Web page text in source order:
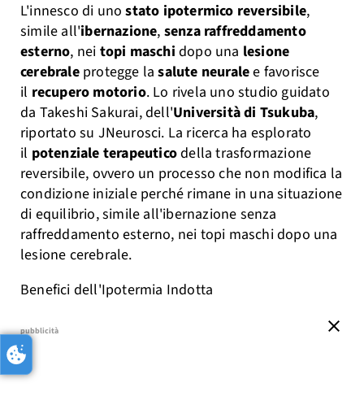
L'innesco di unostato ipotermico reversibile,
simile all'ibernazione, senza raffreddamento
esterno, nei topi maschi dopo una lesione
cerebraleprotegge lasalute neuralee favorisce
il recupero motorio. Lo rivela uno studio guidato
da Takeshi Sakurai, dell'Università di Tsukuba,
riportato su JNeurosci. La ricerca ha esplorato
il potenziale terapeuticodella trasformazione
reversibile, ovvero un processo che non modifica la
condizione iniziale perché rimane in una situazione
di equilibrio, simile all'ibernazione senza
raffreddamento esterno, nei topi maschi dopo una
lesione cerebrale.
Benefici dell'Ipotermia Indotta
close
pubblicità